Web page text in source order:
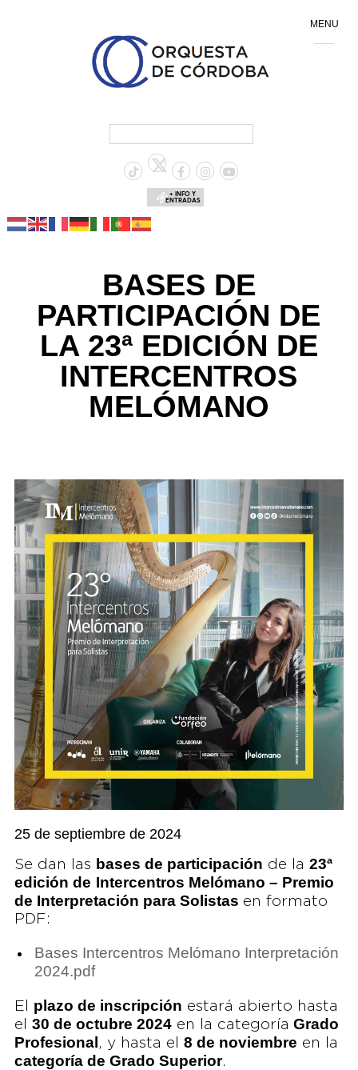
+ INFO Y
ENTRADAS
BASES DE
PARTICIPACIÓN DE
LA 23ª EDICIÓN DE
INTERCENTROS
MELÓMANO
25 de septiembre de 2024
Se dan las bases de participación de la 23ª
edición de Intercentros Melómano – Premio
de Interpretación para Solistas en formato
PDF:
Bases Intercentros Melómano Interpretación
2024.pdf
El plazo de inscripción estará abierto hasta
el 30 de octubre 2024en la categoría Grado
Profesional, y hasta el 8 de noviembre en la
categoría de Grado Superior.
MENU